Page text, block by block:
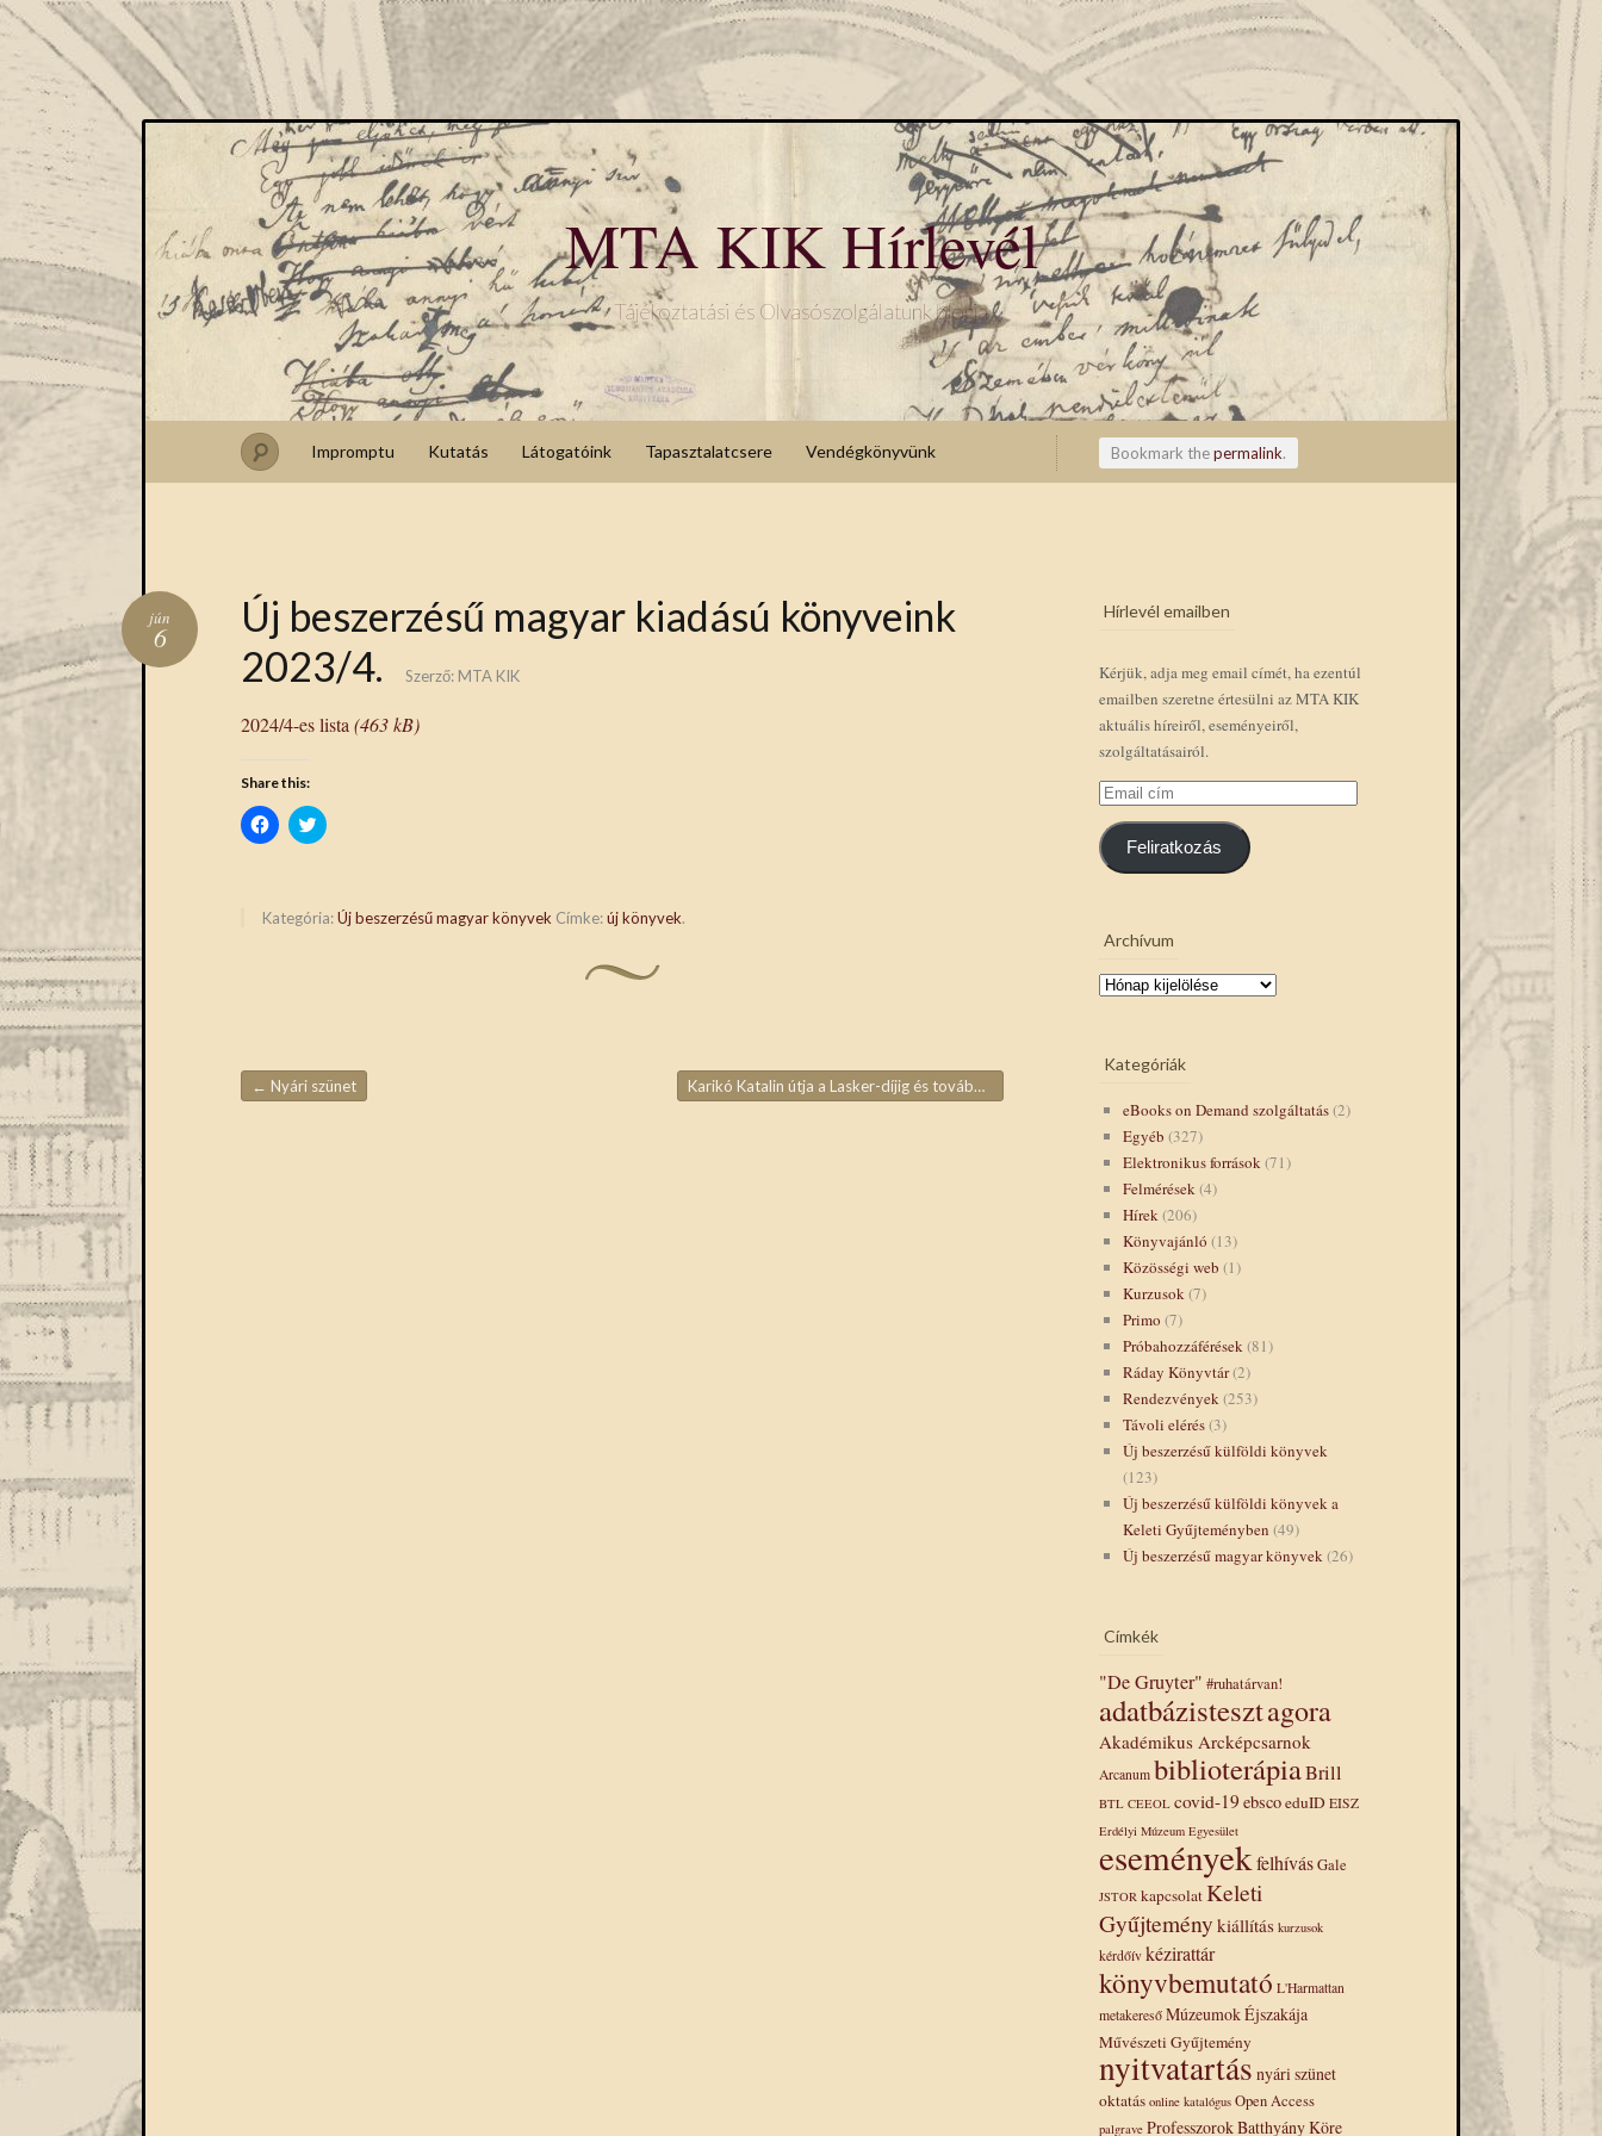
MTA KIK Hírlevél
Tájékoztatási és Olvasószolgálatunk blogja
Impromptu Kutatás Látogatóink Tapasztalatcsere Vendégkönyvünk Bookmark thepermalink.
Új beszerzésű magyar kiadású könyveink
2023/4.
jún
6
Szerző: MTA KIK
2024/4-es lista (463 kB)
Share this:
Click
to
in
new
Click
to
in
new
Kategória:Új beszerzésű magyar könyvek Címke:új könyvek.
Bejegyzések navigációja
← Nyári szünet Karikó Katalin útja a Lasker-díjig és tovább
Hírlevél emailben
Kérjük, adja meg email címét, ha ezentúl
emailben szeretne értesülni az MTA KIK
aktuális híreiről, eseményeiről,
szolgáltatásairól.
Email
cím
Feliratkozás
Archívum
Kategóriák
eBooks on Demand szolgáltatás(2)
Egyéb (327)
Elektronikus források(71)
Felmérések(4)
Hírek(206)
Könyvajánló (13)
Közösségi web (1)
Kurzusok(7)
Primo (7)
Próbahozzáférések(81)
Ráday Könyvtár(2)
Rendezvények(253)
Távoli elérés(3)
Új beszerzésű külföldi könyvek
(123)
Új beszerzésű külföldi könyvek a
Keleti Gyűjteményben (49)
Új beszerzésű magyar könyvek(26)
Címkék
"De Gruyter" #ruhatárvan!
adatbázistesztagora
Akadémikus Arcképcsarnok
Arcanum biblioterápiaBrill
BTL CEEOL covid-19 ebscoeduID EISZ
Erdélyi Múzeum Egyesület
eseményekfelhívásGale
JSTOR kapcsolatKeleti
Gyűjtemény kiállítás kurzusok
kérdőív kézirattár
könyvbemutató L'Harmattan
metakereső Múzeumok Éjszakája
Művészeti Gyűjtemény
nyitvatartás nyári szünet
oktatás online katalógus Open Access
palgrave Professzorok Batthyány Köre